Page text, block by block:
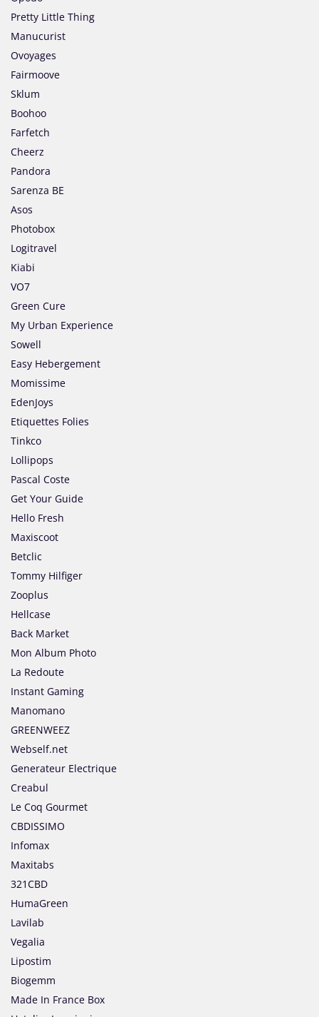
Pretty Little Thing
Manucurist
Ovoyages
Fairmoove
Sklum
Boohoo
Farfetch
Cheerz
Pandora
Sarenza BE
Asos
Photobox
Logitravel
Kiabi
VO7
Green Cure
My Urban Experience
Sowell
Easy Hebergement
Momissime
EdenJoys
Etiquettes Folies
Tinkco
Lollipops
Pascal Coste
Get Your Guide
Hello Fresh
Maxiscoot
Betclic
Tommy Hilfiger
Zooplus
Hellcase
Back Market
Mon Album Photo
La Redoute
Instant Gaming
Manomano
GREENWEEZ
Webself.net
Generateur Electrique
Creabul
Le Coq Gourmet
CBDISSIMO
Infomax
Maxitabs
321CBD
HumaGreen
Lavilab
Vegalia
Lipostim
Biogemm
Made In France Box